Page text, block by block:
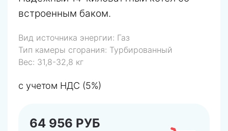
встроенным баком.
Вид источника энергии: Газ
Тип камеры сгорания: Турбированный
Вес: 31,8-32,8 кг
с учетом НДС (5%)
64 956 РУБ